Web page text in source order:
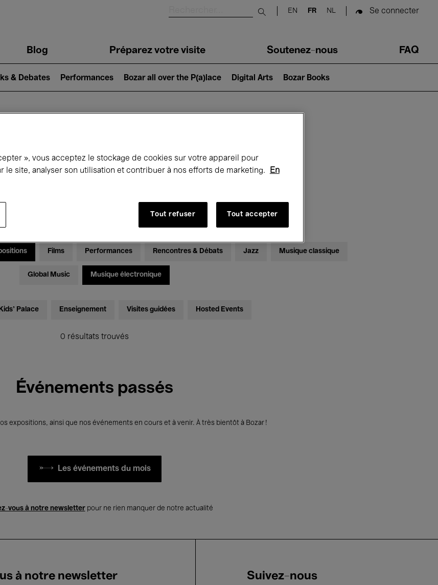
Submit search
EN FR NL Se connecter
Blog Préparez votre visite Soutenez-nous FAQ
& Debates Performances Bozar all over the P(a)lace Digital Arts Bozar Books
se passe à Bozar
Films Performances Rencontres & Débats Jazz Musique classique
Global Music Musique électronique
Kids’ Palace Enseignement Visites guidées Hosted Events
0 résultats trouvés
Événements passés
expositions, ainsi que nos événements en cours et à venir. À très bientôt à Bozar !
Les événements du mois
vous à notre newsletterpour ne rien manquer de notre actualité
à notre newsletter Suivez-nous
», vous acceptez le stockage de cookies sur votre appareil pour
le site, analyser son utilisation et contribuer à nos efforts de marketing.
En
Tout refuser Tout accepter